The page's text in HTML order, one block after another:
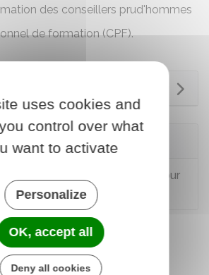
des conseillers prud'hommes
de formation (CPF).
!
privé peut-il s'absenter pour
un examen ?
uses cookies and
control over what
want to activate
Personalize
OK, accept all
Deny all cookies